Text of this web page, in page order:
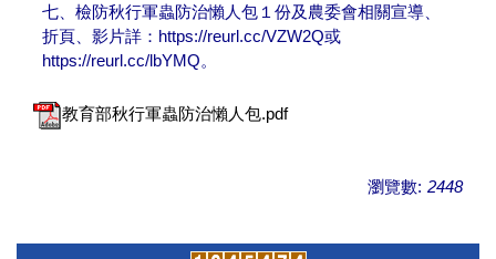
七、檢防秋行軍蟲防治懶人包１份及農委會相關宣導、
折頁、影片詳：https://reurl.cc/VZW2Q或
https://reurl.cc/lbYMQ。
教育部秋行軍蟲防治懶人包.pdf
瀏覽數: 2448